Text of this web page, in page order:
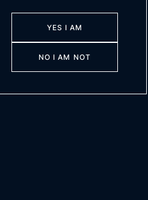
YES I AM
NO I AM NOT